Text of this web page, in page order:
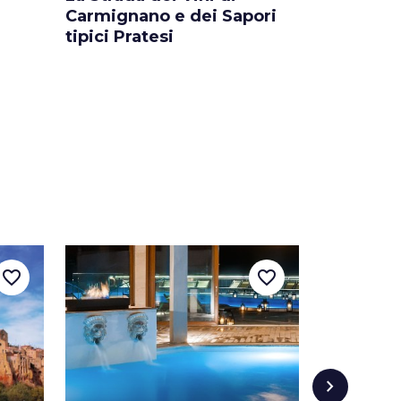
Carmignano e dei Sapori
tipici Pratesi
favorite_border favorite_border
chevron_right